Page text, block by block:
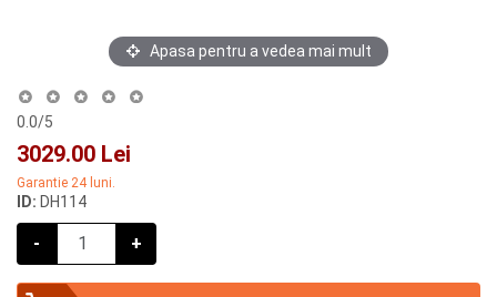
Apasa pentru a vedea mai mult
0.0/5
3029.00 Lei
Garantie 24 luni.
ID: DH114
- +